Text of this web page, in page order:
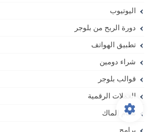
اليوتيوب
دورة الربح من بلوجر
تطبيق الهواتف
شراء دومين
قوالب بلوجر
العملات الرقمية
نظام الماك
برامج